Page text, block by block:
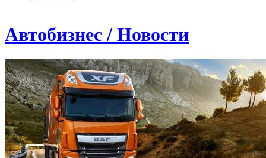
Автобизнес / Новости